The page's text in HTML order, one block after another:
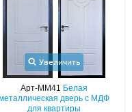
Увеличить
Арт-ММ41 Белая
дверь с МДФ
для квартиры